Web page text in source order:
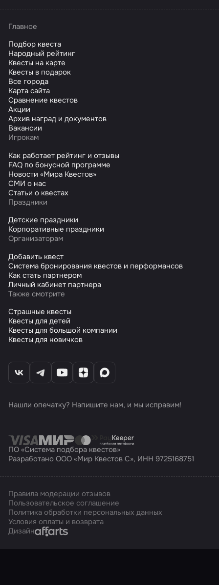
Главное
Подбор квеста
Народный рейтинг
Квесты на карте
Квесты в подарок
Все города
Карта сайта
Сравнение квестов
Акции
Архив наград и документов
Вакансии
Игрокам
Как работает рейтинг и отзывы
FAQ по бонусной программе
Новости «Мира Квестов»
СМИ о нас
Статьи о квестах
Праздники
Детские праздники
Корпоративные праздники
Организаторам
Добавить квест
Система бронирования квестов и перформансов
Как стать партнером
Личный кабинет партнера
Также смотрите
Страшные квесты
Квесты для детей
Квесты для большой компании
Квесты для новичков
Нашли опечатку? Напишите нам, и мы исправим!
ПО «Система подбора квестов»
Разработано ООО «Мир Квестов С», ИНН 9725168751
Правила модерации отзывов
Пользовательское соглашение
Политика обработки персональных данных
Условия оплаты и возврата
ДизайнAffarts